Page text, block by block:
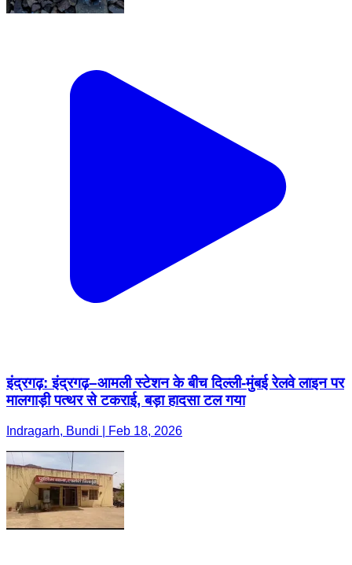
इंद्रगढ़: इंद्रगढ़–आमली स्टेशन के बीच दिल्ली-मुंबई रेलवे लाइन पर
मालगाड़ी पत्थर से टकराई, बड़ा हादसा टल गया
Indragarh, Bundi | Feb 18, 2026